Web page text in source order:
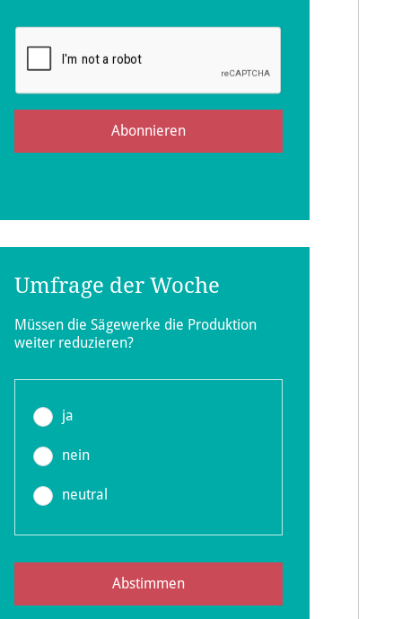
in %
11,2
Abonnieren
Umfrage der Woche
Müssen die Sägewerke die Produktion
weiter reduzieren?
ja
nein
neutral
Abstimmen